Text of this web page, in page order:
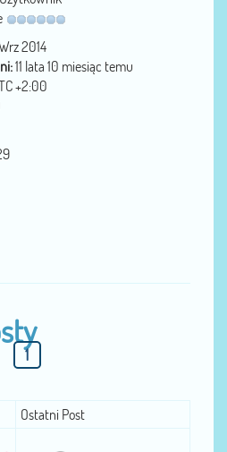
2014
11 lata 10 miesiąc temu
+2:00
1
Ostatni Post